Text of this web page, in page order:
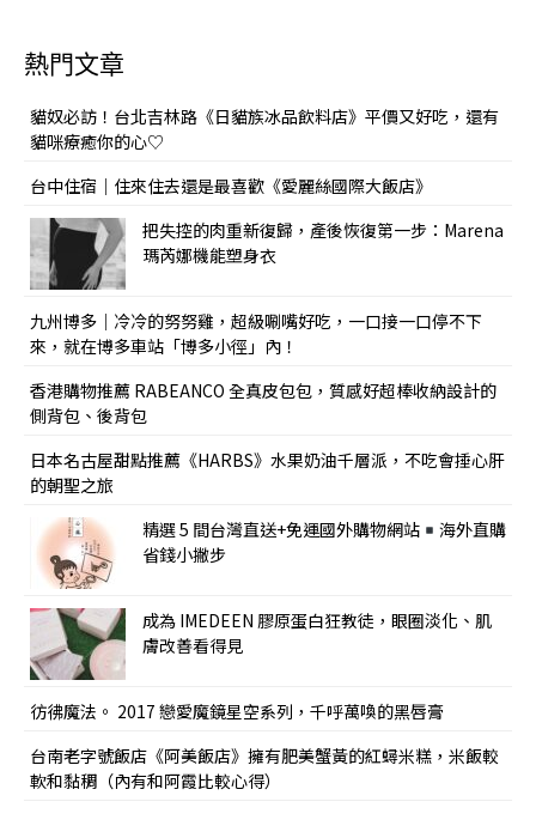
熱門文章
貓奴必訪！台北吉林路《日貓族冰品飲料店》平價又好吃，還有
貓咪療癒你的心♡
台中住宿｜住來住去還是最喜歡《愛麗絲國際大飯店》
把失控的肉重新復歸，產後恢復第一步：Marena
瑪芮娜機能塑身衣
九州博多｜冷冷的努努雞，超級唰嘴好吃，一口接一口停不下
來，就在博多車站「博多小徑」內！
香港購物推薦 RABEANCO 全真皮包包，質感好超棒收納設計的
側背包、後背包
日本名古屋甜點推薦《HARBS》水果奶油千層派，不吃會捶心肝
的朝聖之旅
精選 5 間台灣直送+免運國外購物網站
海外直購
省錢小撇步
成為 IMEDEEN 膠原蛋白狂教徒，眼圈淡化、肌
膚改善看得見
彷彿魔法。 2017 戀愛魔鏡星空系列，千呼萬喚的黑唇膏
台南老字號飯店《阿美飯店》擁有肥美蟹黃的紅蟳米糕，米飯較
軟和黏稠（內有和阿霞比較心得）